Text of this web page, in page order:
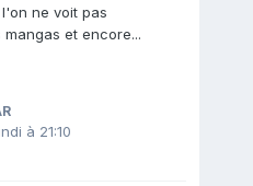
ne voit pas
et encore...
à 21:10